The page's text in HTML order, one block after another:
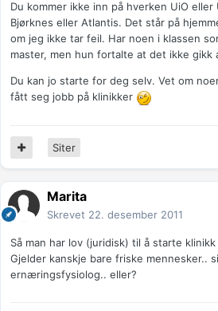
Du kommer ikke inn på hverken UiO eller
Bjørknes eller Atlantis. Det står på
om jeg ikke tar feil. Har noen i klassen
master, men hun fortalte at det ikke gikk
Du kan jo starte for deg selv. Vet om
fått seg jobb på klinikker
Siter
Marita
Skrevet 22. desember 2011
Så man har lov (juridisk) til å starte
Gjelder kanskje bare friske mennesker..
ernæringsfysiolog.. eller?